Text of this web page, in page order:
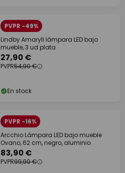
PVPR -49%
Lindby Amaryll lámpara LED bajo
mueble, 3 ud plata
27,90 €
PVPR54,90 €
En stock
PVPR -16%
Arcchio Lámpara LED bajo mueble
Ovano, 62 cm, negro, aluminio
83,90 €
PVPR99,90 €